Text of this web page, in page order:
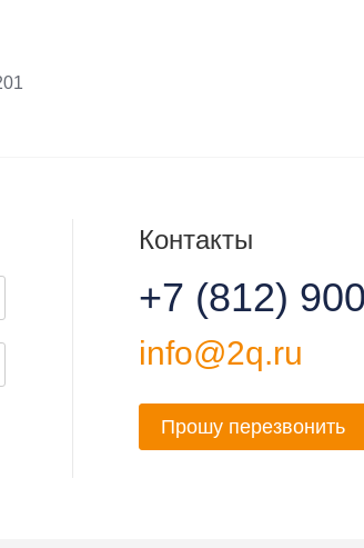
Контакты
+7 (812)
info@2q.ru
Прошу перезвонить